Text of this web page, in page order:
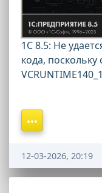
1С 8.5: Не
кода,
12-03-2026, 20:19